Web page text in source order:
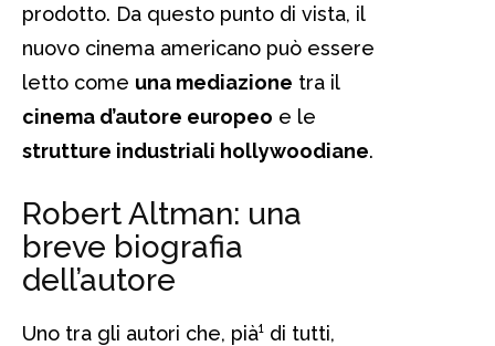
prodotto. Da questo punto di vista, il
nuovo cinema americano può essere
letto come una mediazione tra il
cinema d’autore europeo e le
strutture industriali hollywoodiane.
Robert Altman: una
breve biografia
dell’autore
Uno tra gli autori che, pià¹ di tutti,